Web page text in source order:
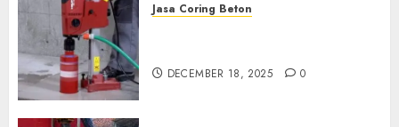
Jasa Coring Beton
DECEMBER 18, 2025 0